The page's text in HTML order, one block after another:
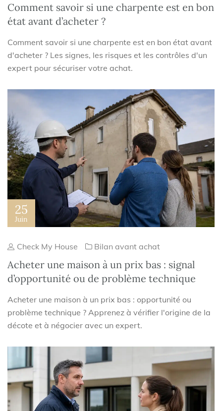
Comment savoir si une charpente est en bon
état avant d’acheter ?
Comment savoir si une charpente est en bon état avant
d'acheter ? Les signes, les risques et les contrôles d'un
expert pour sécuriser votre achat.
25
Juin
Check My House Bilan avant achat
Acheter une maison à un prix bas : signal
d’opportunité ou de problème technique
Acheter une maison à un prix bas : opportunité ou
problème technique ? Apprenez à vérifier l'origine de la
décote et à négocier avec un expert.